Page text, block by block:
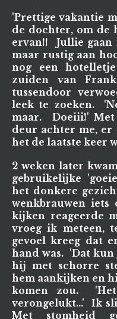
'Prettige vakantie
de dochter, om de
ervan!! Jullie gaan
maar rustig aan
nog een
zuiden van
tussendoor
leek te zoeken.
maar. Doeiii!'
deur achter me, er
het de laatste keer
2 weken later
gebruikelijke
het donkere
wenkbrauwen
kijken reageerde
vroeg ik meteen,
gevoel kreeg dat
hand was. 'Dat kun
hij met schorre
hem aankijken en
komen zou.
verongelukt...' Ik
Met stomheid